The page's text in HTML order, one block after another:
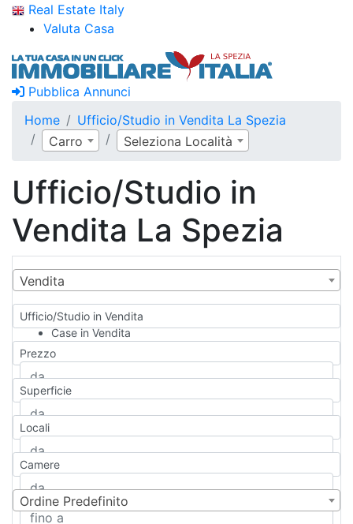
Real Estate Italy
Valuta Casa
Pubblica Annunci
Home
Ufficio/Studio in Vendita La Spezia
Carro
Seleziona Località
Ufficio/Studio in
Vendita La Spezia
Vendita
Ufficio/Studio in Vendita
Case in Vendita
Qualsiasi
Appartamento
Casa indipendente
Casa Semi-indipendente
Attico/Mansarda
Rustico/Casale
Camera d'Albergo
Multiproprietà
Prezzo
Superficie
Locali
Camere
Ordine Predefinito